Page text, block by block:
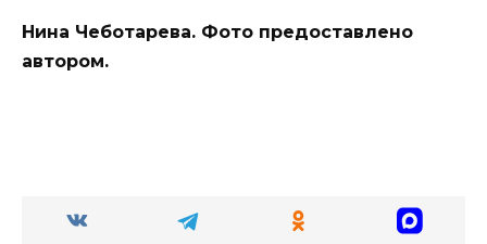
Нина Чеботарева. Фото предоставлено
автором.